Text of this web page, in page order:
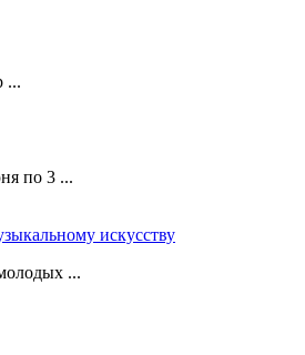
...
по 3 ...
искусству
...